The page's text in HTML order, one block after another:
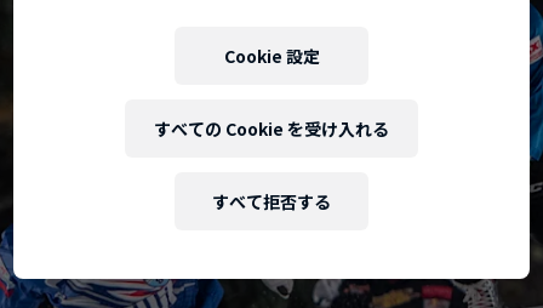
Cookie 設定
すべて拒否する
すべての Cookie を受け入れる